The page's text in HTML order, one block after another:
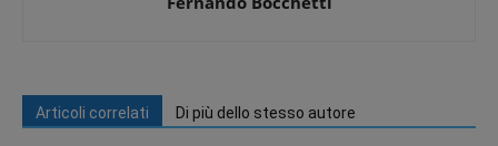
Articoli correlati Di più dello stesso autore